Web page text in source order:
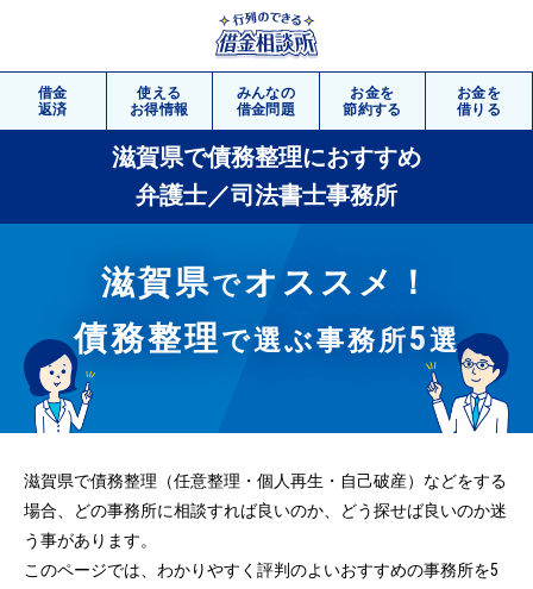
借金
返済
使える
お得情報
みんなの
借金問題
お金を
節約する
お金を
借りる
滋賀県で債務整理におすすめ
弁護士／司法書士事務所
滋賀県でオススメ！
債務整理で選ぶ事務所5選
滋賀県で債務整理（任意整理・個人再生・自己破産）などをする
場合、どの事務所に相談すれば良いのか、どう探せば良いのか迷
う事があります。
このページでは、わかりやすく評判のよいおすすめの事務所を5